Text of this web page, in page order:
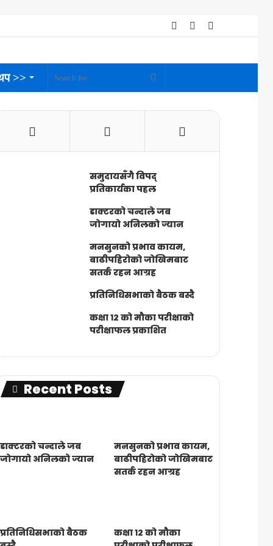
Random
Log
>> Search
समुदायसँगै विपद्
प्रतिकार्यका पहल
डाक्टरको चन्दाले जब
जोगायो अनिलको ज्यान
मनसुनको प्रभाव कायम,
बाढीपहिरोको जोखिमबाट
सतर्क रहन आग्रह
प्रतिनिधिसभाको बैठक बस्दै
कक्षा १२ को मौका परीक्षाको
परीक्षाफल प्रकाशित
Recent Posts
डाक्टरको चन्दाले जब
जोगायो अनिलको ज्यान
मनसुनको प्रभाव कायम,
बाढीपहिरोको जोखिमबाट
सतर्क रहन आग्रह
प्रतिनिधिसभाको बैठक
कक्षा १२ को मौका